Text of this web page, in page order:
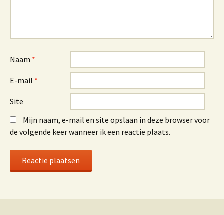
Naam *
E-mail *
Site
Mijn naam, e-mail en site opslaan in deze browser voor
de volgende keer wanneer ik een reactie plaats.